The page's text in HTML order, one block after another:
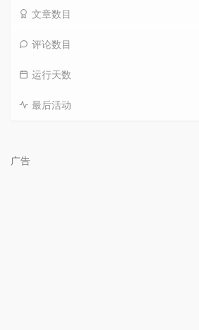
文章数目
评论数目
运行天数
最后活动
广告